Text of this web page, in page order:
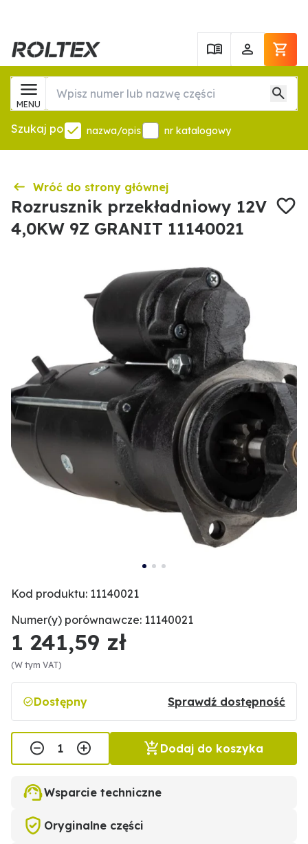
MENU
Szukaj po nazwa/opis nr katalogowy
Wróć do strony głównej
Rozrusznik przekładniowy 12V
4,0KW 9Z GRANIT 11140021
Kod produktu: 11140021
Numer(y) porównawcze: 11140021
1 241,59 zł
(W tym VAT)
Dostępny Sprawdź dostępność
Dodaj do koszyka
Wsparcie techniczne
Oryginalne części